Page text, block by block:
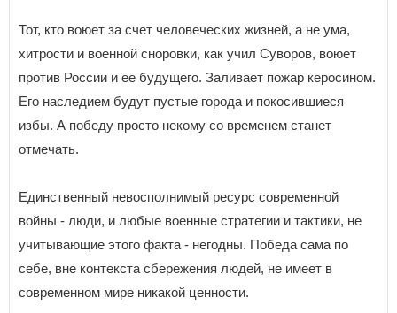
Тот, кто воюет за счет человеческих жизней, а не ума,
хитрости и военной сноровки, как учил Суворов, воюет
против России и ее будущего. Заливает пожар керосином.
Его наследием будут пустые города и покосившиеся
избы. А победу просто некому со временем станет
отмечать.
Единственный невосполнимый ресурс современной
войны - люди, и любые военные стратегии и тактики, не
учитывающие этого факта - негодны. Победа сама по
себе, вне контекста сбережения людей, не имеет в
современном мире никакой ценности.